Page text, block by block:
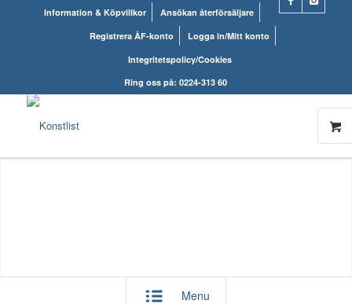
Information & Köpvillkor
Ansökan återförsäljare
Registrera ÅF-konto
Logga in/Mitt konto
Integritetspolicy/Cookies
Ring oss på: 0224-313 60
Menu